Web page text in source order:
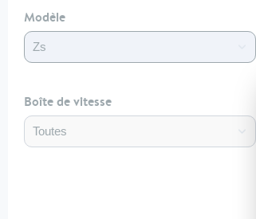
Modèle
Boîte de vitesse